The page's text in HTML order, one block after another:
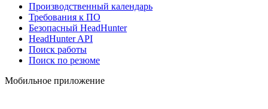
Производственный календарь
Требования к ПО
Безопасный HeadHunter
HeadHunter API
Поиск работы
Поиск по резюме
Мобильное приложение